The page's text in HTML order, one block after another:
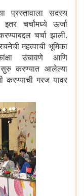
प्रस्तावाला सदस्य
इतर चर्चांमध्ये ऊर्जा
चर्चा झाली.
महत्वाची भूमिका
उंचावणे आणि
सुरु करण्यात आलेल्या
करण्याची गरज यावर